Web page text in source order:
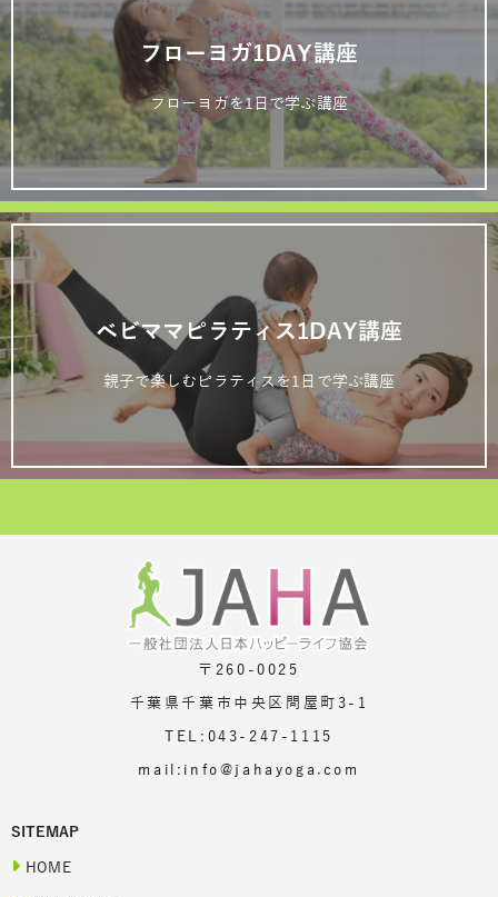
フローヨガ1DAY講座
フローヨガを1日で学ぶ講座
ベビママピラティス1DAY講座
親子で楽しむピラティスを1日で学ぶ講座
〒260-0025
千葉県千葉市中央区問屋町3-1
TEL:043-247-1115
mail:info@jahayoga.com
SITEMAP
HOME